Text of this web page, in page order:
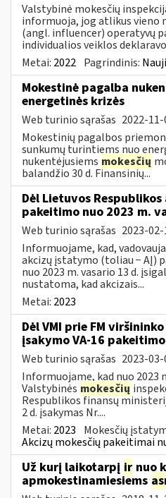
Valstybinė mokesčių
informuoja, jog atlikus vieno
(angl. influencer) operatyvų
individualios veiklos
Metai: 2022 Pagrindinis:
Mokestinė pagalba
energetinės krizės
Web turinio sąrašas 2022-
Mokestinių pagalbos
sunkumų turintiems nuo
nukentėjusiems mokesčių
balandžio 30 d. Finansinių...
Dėl Lietuvos
pakeitimo nuo 2023 m.
Web turinio sąrašas 2023-02-
Informuojame, kad,
akcizų įstatymo (toliau − AĮ)
nuo 2023 m. vasario 13 d.
nustatoma, kad akcizais...
Metai: 2023
Dėl VMI prie FM
įsakymo VA-16 pakeitimo
Web turinio sąrašas 2023-
Informuojame, kad nuo 2023
Valstybinės mokesčių
Respublikos finansų
2 d. įsakymas Nr....
Metai: 2023 Mokesčių
Akcizų mokesčių pakeitimai
Už kurį laikotarpį ir nuo
apmokestinamiesiems